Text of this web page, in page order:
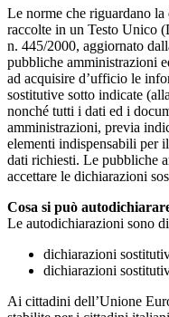
Le norme che riguardano
raccolte in un Testo Unico
n. 445/2000, aggiornato
pubbliche amministrazioni
ad acquisire d’ufficio le
sostitutive sotto indicate
nonché tutti i dati ed i
amministrazioni, previa
elementi indispensabili per
dati richiesti. Le pubbliche
accettare le dichiarazioni
Cosa si può
Le autodichiarazioni sono
dichiarazioni
dichiarazioni
Ai cittadini dell’Unione